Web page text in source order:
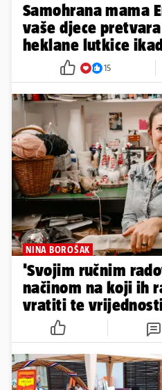
Samohrana mama
vaše djece
heklane lutkice
15
NINA BOROŠAK
'Svojim ručnim
načinom na koji ih
vratiti te